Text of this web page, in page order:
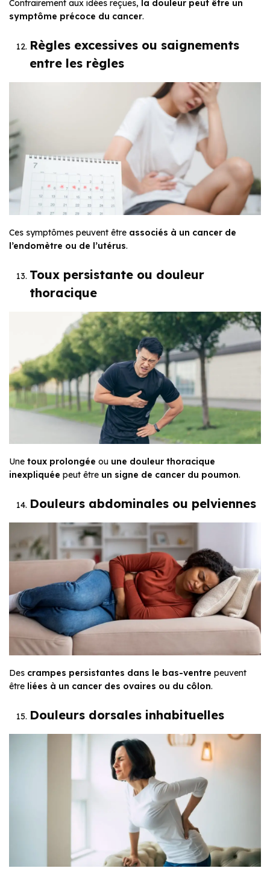
Contrairement aux idées reçues, la douleur peut être un
symptôme précoce du cancer.
Règles excessives ou saignements
entre les règles
Ces symptômes peuvent être associés à un cancer de
l’endomètre ou de l’utérus.
Toux persistante ou douleur
thoracique
Une toux prolongée ou une douleur thoracique
inexpliquée peut être un signe de cancer du poumon.
Douleurs abdominales ou pelviennes
Des crampes persistantes dans le bas-ventre peuvent
être liées à un cancer des ovaires ou du côlon.
Douleurs dorsales inhabituelles